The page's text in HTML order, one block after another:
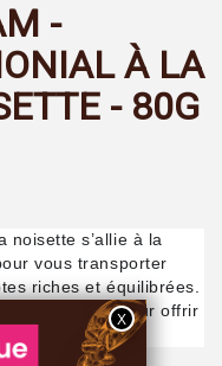
-
À LA
- 80G
noisette s’allie à la
vous transporter
riches et équilibrées.
élaboré pour offrir